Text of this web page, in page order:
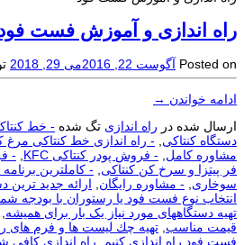
راه اندازی و آموزش فست
Posted on آگوست 22, 2016 می 29, 2018
ادامه خواندن →
ارسال شده در راه اندازی تگ شده - خط
دستگاه کنتاکی, - راه اندازی خط کنتاکی مرغ
مشاوره کامل, - فروش پودر کنتاکی KFC ,
-
فر پیتزا و سرخ کن کنتاکی, - کاملترین
سوخاری, - مشاوره رایگان, ارائه جدید ترین
انتخاب نوع فست فود یا رستوران با بودجه
تهیه دستگاههای مورد نیاز یک بار برای همیشه,
قیمت مناسب, تهیه چك لیست ها و فرم های
فست فود راه اندازی کنیم, راه اندازی کافی